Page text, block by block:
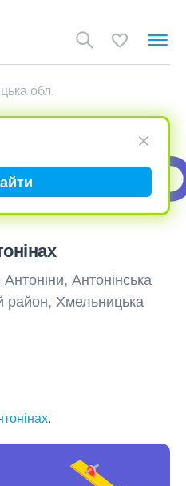
обл.
Антонінська
район, Хмельницька
.